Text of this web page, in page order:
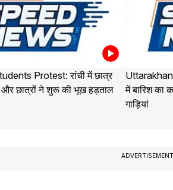
Protest: रांची में छात्र
छात्रों ने शुरू की भूख हड़ताल
में बारिश का
गाड़ियां
ADVERTISEMENT